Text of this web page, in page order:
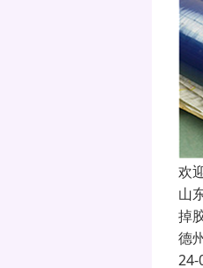
欢
山
掉
德
24-